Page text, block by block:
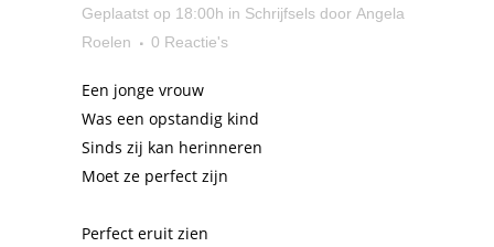
Geplaatst op 18:00h in Schrijfsels door Angela
Roelen
0 Reactie's
Een jonge vrouw
Was een opstandig kind
Sinds zij kan herinneren
Moet ze perfect zijn
Perfect eruit zien